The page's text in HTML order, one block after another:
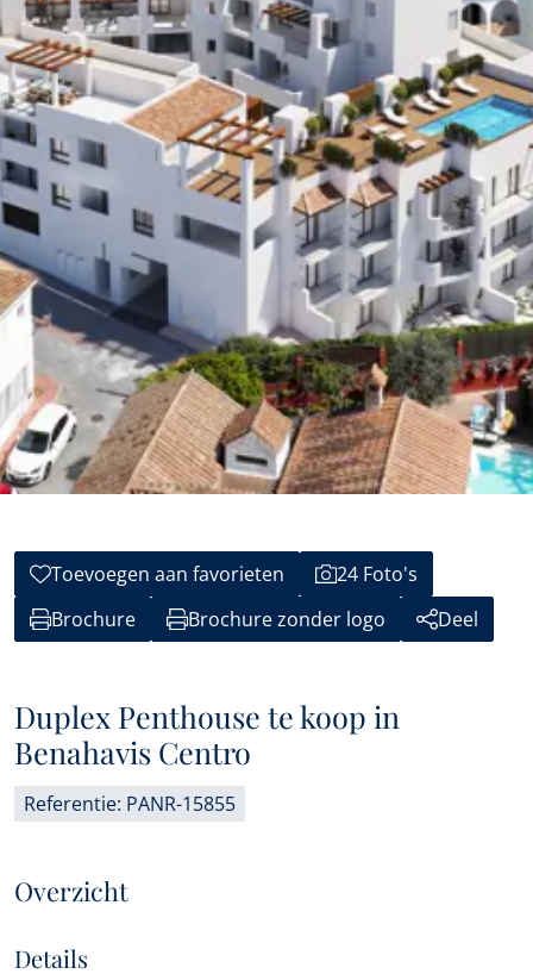
Toevoegen aan favorieten
24 Foto's
Brochure
Brochure zonder logo Deel
Duplex Penthouse te koop in
Benahavis Centro
Referentie: PANR-15855
Overzicht
Details